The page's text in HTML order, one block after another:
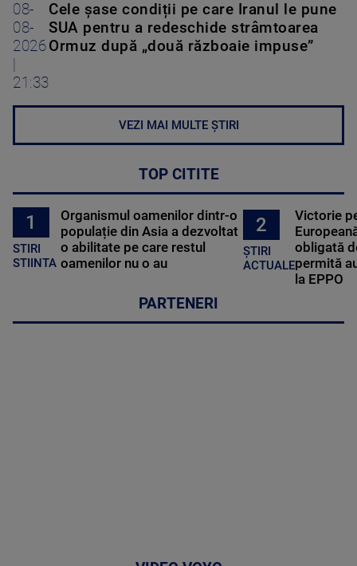
08-
08-
2026
21:33
Cele șase condiții pe care Iranul le pune
SUA pentru a redeschide strâmtoarea
Ormuz după „două războaie impuse”
VEZI MAI MULTE ȘTIRI
TOP CITITE
1
STIRI
STIINTA
Organismul oamenilor dintr-o
populație din Asia a dezvoltat
o abilitate pe care restul
oamenilor nu o au
2
ȘTIRI
ACTUALE
Victorie
obligată
permită
la EPPO
PARTENERI